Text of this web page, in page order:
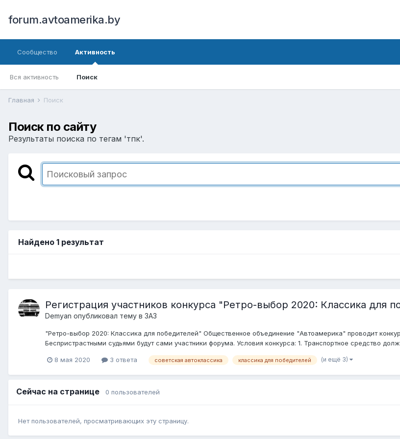
forum.avtoamerika.by
Сообщество Активность
Вся активность Поиск
Главная Поиск
Поиск по сайту
Результаты поиска по тегам 'тпк'.
Найдено 1 результат
Регистрация участников конкурса "Ретро-выбор 2020: Классика для
Demyan опубликовал тему в ЗАЗ
"Ретро-выбор 2020: Классика для победителей" Общественное объединение "Автоамерика" проводит
Беспристрастными судьями будут сами участники форума. Условия конкурса: 1. Транспортное средство
8 мая 2020 3 ответа советская автоклассика классика для победителей (и ещё 3)
Сейчас на странице 0 пользователей
Нет пользователей, просматривающих эту страницу.